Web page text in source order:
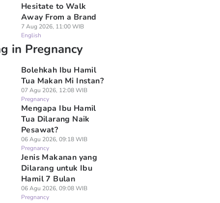
Hesitate to Walk
Away From a Brand
7 Aug 2026, 11:00 WIB
English
in Pregnancy
Bolehkah Ibu Hamil
Tua Makan Mi Instan?
07 Agu 2026, 12:08 WIB
Pregnancy
Mengapa Ibu Hamil
Tua Dilarang Naik
Pesawat?
06 Agu 2026, 09:18 WIB
Pregnancy
Jenis Makanan yang
Dilarang untuk Ibu
Hamil 7 Bulan
06 Agu 2026, 09:08 WIB
Pregnancy